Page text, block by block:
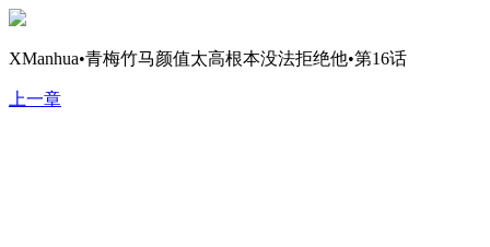
XManhua•青梅竹马颜值太高根本没法拒绝他•第16话
上一章